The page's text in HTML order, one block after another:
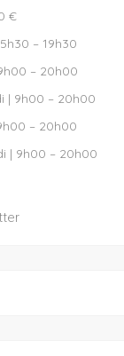
€
– 19h30
– 20h00
| 9h00 – 20h00
– 20h00
| 9h00 – 20h00